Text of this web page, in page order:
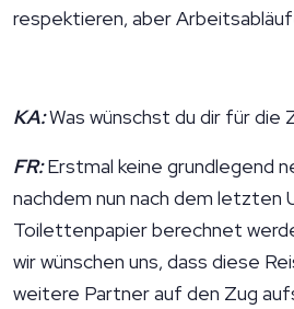
respektieren, aber
KA:Was wünschst du dir für die
FR:Erstmal keine grundlegend
nachdem nun nach dem letzten
Toilettenpapier berechnet
wir wünschen uns, dass diese
weitere Partner auf den Zug